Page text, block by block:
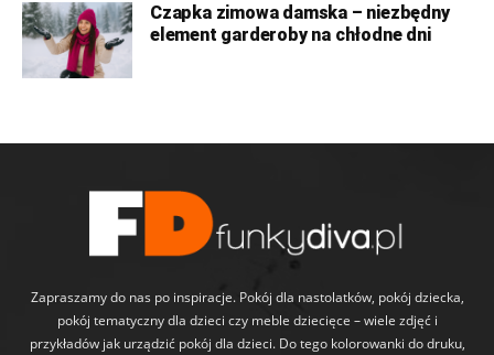
Czapka zimowa damska – niezbędny
element garderoby na chłodne dni
Zapraszamy do nas po inspiracje. Pokój dla nastolatków, pokój dziecka,
pokój tematyczny dla dzieci czy meble dziecięce – wiele zdjęć i
przykładów jak urządzić pokój dla dzieci. Do tego kolorowanki do druku,